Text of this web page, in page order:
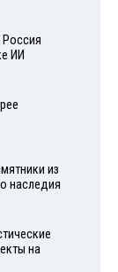
Россия
ИИ
из
наследия
на